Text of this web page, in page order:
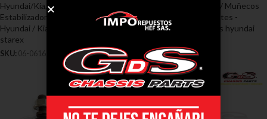
Hyundai/Kia Cauchos / Muñecos
Estabilizadoras / Soportes -
Hyundai / Kia
Muñecos hyundai
starex
SKU: 06-0616
Cauchos / Muñecos
Estabilizadoras / Soportes -
Hyundai / Kia
Muñecos hyundai
SKU:06-0615